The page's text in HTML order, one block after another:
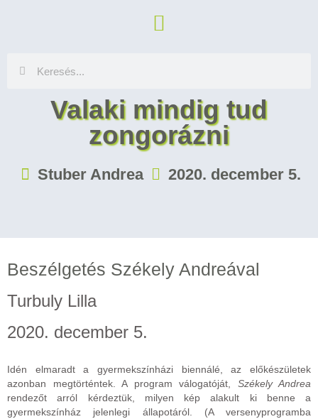
Valaki mindig tud
zongorázni
Stuber Andrea 2020. december 5.
Beszélgetés Székely Andreával
Turbuly Lilla
2020. december 5.
Idén elmaradt a gyermekszínházi biennálé, az előkészületek
azonban megtörténtek. A program válogatóját, Székely Andrea
rendezőt arról kérdeztük, milyen kép alakult ki benne a
gyermekszínház jelenlegi állapotáról. (A versenyprogramba